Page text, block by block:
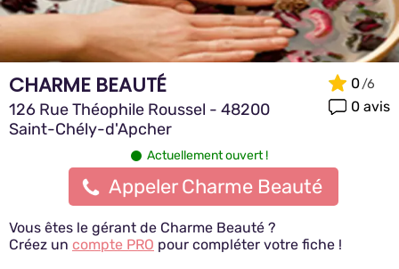
CHARME BEAUTÉ
126 Rue Théophile Roussel - 48200
Saint-Chély-d'Apcher
0
0 avis
Actuellement ouvert !
Appeler Charme Beauté
Vous êtes le gérant de Charme Beauté ?
Créez un compte PRO pour compléter votre fiche !